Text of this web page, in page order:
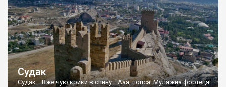
Судак
Судак... Вже чую крики в спину: "Ааа, попса! Муляжна фортеця!